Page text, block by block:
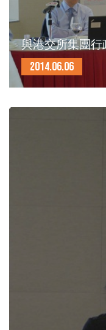
與港交所集團
2014.06.06